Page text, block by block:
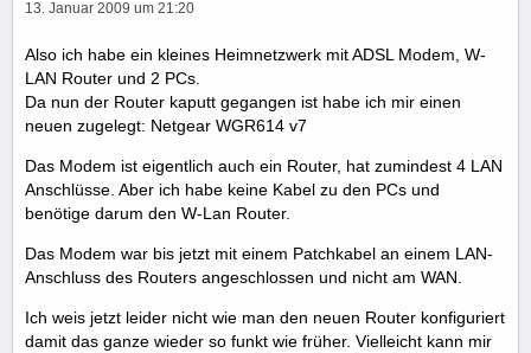
13. Januar 2009 um 21:20
Also ich habe ein kleines Heimnetzwerk mit ADSL Modem, W-
LAN Router und 2 PCs.
Da nun der Router kaputt gegangen ist habe ich mir einen
neuen zugelegt: Netgear WGR614 v7
Das Modem ist eigentlich auch ein Router, hat zumindest 4 LAN
Anschlüsse. Aber ich habe keine Kabel zu den PCs und
benötige darum den W-Lan Router.
Das Modem war bis jetzt mit einem Patchkabel an einem LAN-
Anschluss des Routers angeschlossen und nicht am WAN.
Ich weis jetzt leider nicht wie man den neuen Router konfiguriert
damit das ganze wieder so funkt wie früher. Vielleicht kann mir